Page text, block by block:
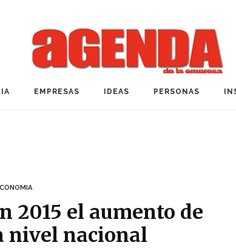
EMPRESAS IDEAS PERSONAS
2015 el aumento de
nivel nacional